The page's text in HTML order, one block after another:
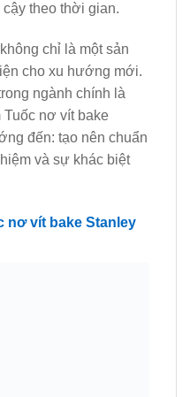
theo thời gian.
chỉ là một sản
cho xu hướng mới.
ngành chính là
Tuốc nơ vít bake
đến: tạo nên chuẩn
và sự khác biệt
nơ vít bake Stanley